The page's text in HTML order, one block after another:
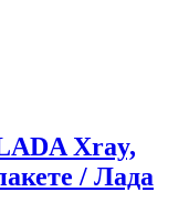
Xray,
/ Лада